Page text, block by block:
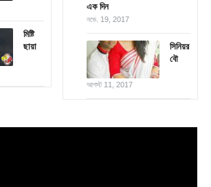
মিষ্টি
ছায়া
এক দিন
নভে. 19, 2017
সিনিয়র
বৌ
আগস্ট 11, 2017